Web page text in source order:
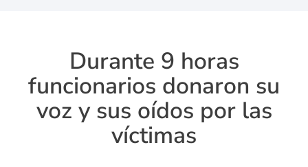
Durante 9 horas
funcionarios donaron su
voz y sus oídos por las
víctimas